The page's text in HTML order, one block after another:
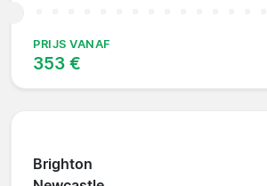
PRIJS VANAF
353 €
Brighton